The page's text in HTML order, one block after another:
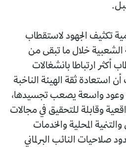
تكثيف الجهود لاستقطاب
الشعبية خلال ما تبقى من
أكثر ارتباطا بانشغالات
أن استعادة ثقة الهيئة الناخبة
وعود واسعة يصعب تجسيدها،
وقابلة للتحقيق في مجالات
المحلية والخدمات
صلاحيات النائب البرلماني